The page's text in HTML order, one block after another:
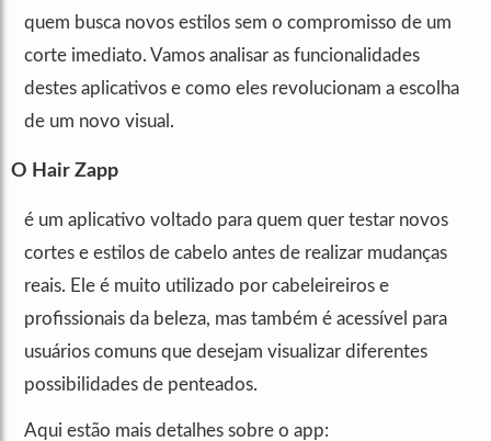
quem busca novos estilos sem o compromisso de um
corte imediato. Vamos analisar as funcionalidades
destes aplicativos e como eles revolucionam a escolha
de um novo visual.
O Hair Zapp
é um aplicativo voltado para quem quer testar novos
cortes e estilos de cabelo antes de realizar mudanças
reais. Ele é muito utilizado por cabeleireiros e
profissionais da beleza, mas também é acessível para
usuários comuns que desejam visualizar diferentes
possibilidades de penteados.
Aqui estão mais detalhes sobre o app: